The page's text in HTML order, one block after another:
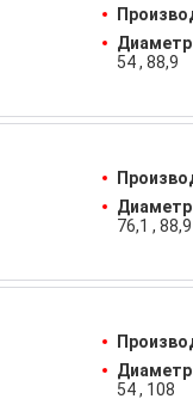
54 88,9
76,1
88,9
54
108